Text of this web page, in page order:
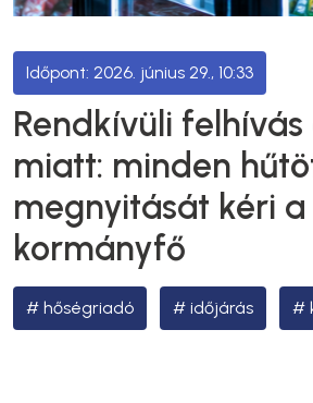
2026. június 29., 10:33
Rendkívüli felhívás
miatt: minden
megnyitását kéri a
kormányfő
hőségriadó időjárás